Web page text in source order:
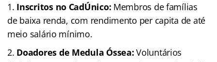
Inscritos no CadÚnico: Membros de famílias
de baixa renda, com rendimento per capita de até
meio salário mínimo.
Doadores de Medula Óssea: Voluntários